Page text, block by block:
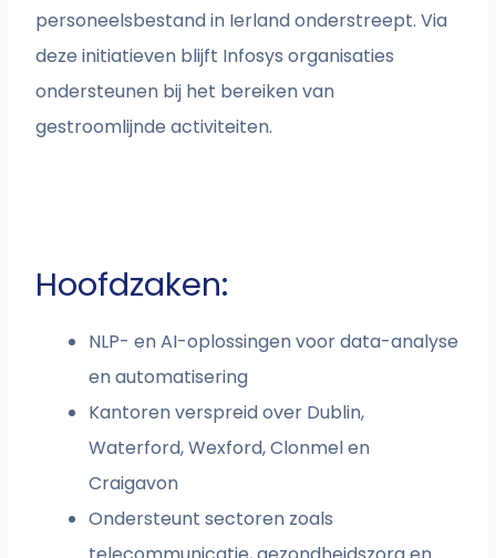
personeelsbestand in Ierland onderstreept. Via
deze initiatieven blijft Infosys organisaties
ondersteunen bij het bereiken van
gestroomlijnde activiteiten.
Hoofdzaken:
NLP- en AI-oplossingen voor data-analyse
en automatisering
Kantoren verspreid over Dublin,
Waterford, Wexford, Clonmel en
Craigavon
Ondersteunt sectoren zoals